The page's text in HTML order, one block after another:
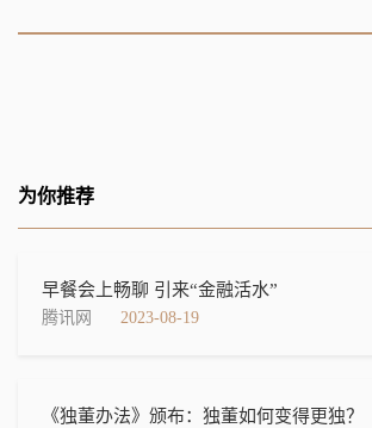
为你推荐
早餐会上畅聊 引来“金融活水”
腾讯网 2023-08-19
《独董办法》颁布：独董如何变得更独？